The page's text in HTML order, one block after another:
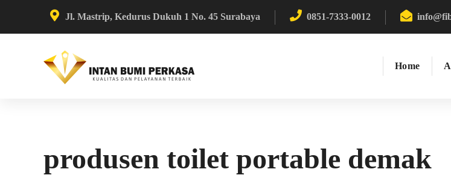
Jl. Mastrip, Kedurus Dukuh 1 No. 45 Surabaya 0851-7333-0012
Home
produsen toilet portable demak